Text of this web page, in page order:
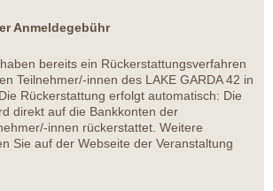
Anmeldegebühr
bereits ein Rückerstattungsverfahren
Teilnehmer/-innen des LAKE GARDA 42 in
Rückerstattung erfolgt automatisch: Die
direkt auf die Bankkonten der
innen rückerstattet. Weitere
Sie auf der Webseite der Veranstaltung